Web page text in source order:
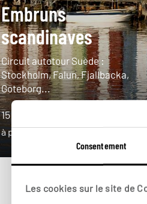
Consentement
Les cookies sur le site de
Embruns
scandinaves
Circuit autotour Suède :
Stockholm, Falun, Fjallbacka,
Göteborg...
15 jours / 14 nuits
à partir de 2750€